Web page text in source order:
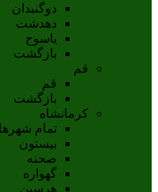
دوگنبدان
دهدشت
ياسوج
بازگشت
قم
قم
بازگشت
کرمانشاه
تمام شهر‌ها
بیستون
صحنه
گهواره
هرسین